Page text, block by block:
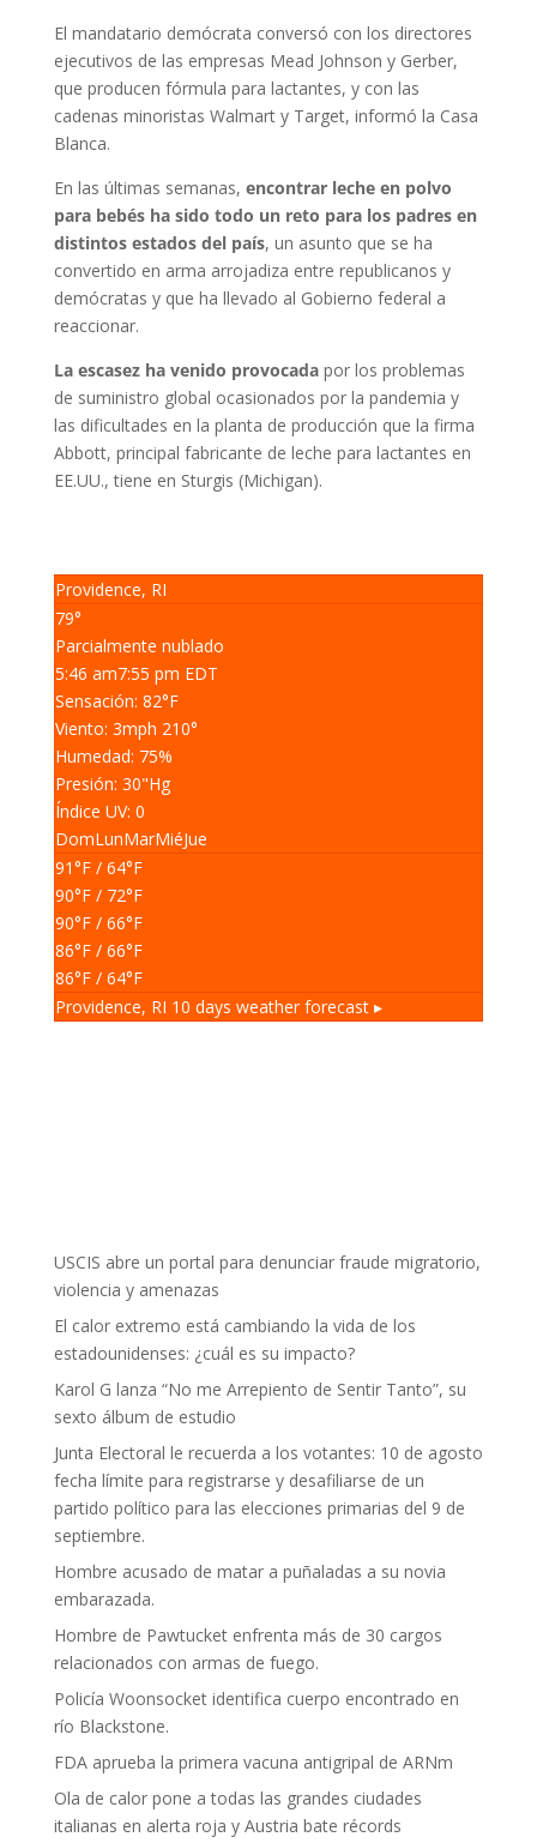
El mandatario demócrata conversó con los directores
ejecutivos de las empresas Mead Johnson y Gerber,
que producen fórmula para lactantes, y con las
cadenas minoristas Walmart y Target, informó la Casa
Blanca.
En las últimas semanas, encontrar leche en polvo
para bebés ha sido todo un reto para los padres en
distintos estados del país, un asunto que se ha
convertido en arma arrojadiza entre republicanos y
demócratas y que ha llevado al Gobierno federal a
reaccionar.
La escasez ha venido provocadapor los problemas
de suministro global ocasionados por la pandemia y
las dificultades en la planta de producción que la firma
Abbott, principal fabricante de leche para lactantes en
EE.UU., tiene en Sturgis (Michigan).
Providence, RI
79°
Parcialmente nublado
5:46 am7:55 pm EDT
Sensación: 82°F
Viento: 3mph 210°
Humedad: 75%
Presión: 30"Hg
Índice UV: 0
DomLunMarMiéJue
91°F/ 64°F
90°F/ 72°F
90°F/ 66°F
86°F/ 66°F
86°F/ 64°F
Providence, RI 10 days weather forecast ▸
USCIS abre un portal para denunciar fraude migratorio,
violencia y amenazas
El calor extremo está cambiando la vida de los
estadounidenses: ¿cuál es su impacto?
Karol G lanza “No me Arrepiento de Sentir Tanto”, su
sexto álbum de estudio
Junta Electoral le recuerda a los votantes: 10 de agosto
fecha límite para registrarse y desafiliarse de un
partido político para las elecciones primarias del 9 de
septiembre.
Hombre acusado de matar a puñaladas a su novia
embarazada.
Hombre de Pawtucket enfrenta más de 30 cargos
relacionados con armas de fuego.
Policía Woonsocket identifica cuerpo encontrado en
río Blackstone.
FDA aprueba la primera vacuna antigripal de ARNm
Ola de calor pone a todas las grandes ciudades
italianas en alerta roja y Austria bate récords